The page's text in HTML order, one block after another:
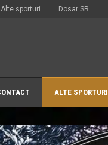
Alte sporturi Dosar SR
ALTE SPORTURI